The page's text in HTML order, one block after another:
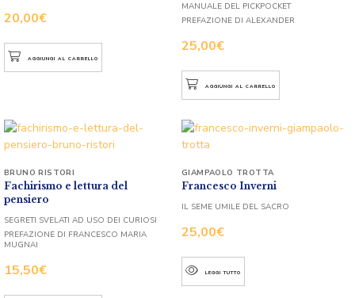
20,00€
AGGIUNGI AL CARRELLO
25,00€
MANUALE DEL PICKPOCKET
PREFAZIONE DI ALEXANDER
AGGIUNGI AL CARRELLO
Fachirismo e lettura del
pensiero
15,50€
BRUNO RISTORI
SEGRETI SVELATI AD USO DEI CURIOSI
PREFAZIONE DI FRANCESCO MARIA
MUGNAI
Francesco Inverni
25,00€
GIAMPAOLO TROTTA
IL SEME UMILE DEL SACRO
LEGGI TUTTO